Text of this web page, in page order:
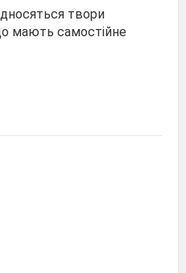
твори
мають самостійне